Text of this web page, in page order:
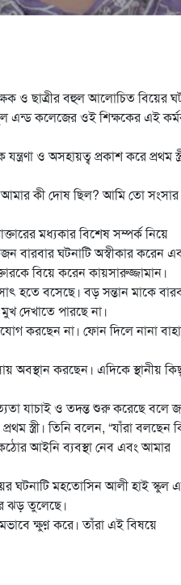
ও ছাত্রীর বহুল আলোচিত বিয়ের
এন্ড কলেজের ওই শিক্ষকের এই
ও অসহায়ত্ব প্রকাশ করে প্রথম
আমার কী দোষ ছিল? আমি তো
মধ্যকার বিশেষ সম্পর্ক নিয়ে
বারবার ঘটনাটি অস্বীকার করেন
বিয়ে করেন কায়সারুজ্জামান।
হতে বসেছে। বড় সন্তান মাকে
দেখাতে পারছে না।
করছেন না। ফোন দিলে নানা
অবস্থান করছেন। এদিকে স্থানীয়
যাচাই ও তদন্ত শুরু করেছে বলে
স্ত্রী। তিনি বলেন, “যাঁরা বলছেন
আইনি ব্যবস্থা নেব এবং আমার
ঘটনাটি মহতোসিন আলী হাই স্কুল
ঝড় তুলেছে।
ক্ষুণ্ণ করে। তাঁরা এই বিষয়ে